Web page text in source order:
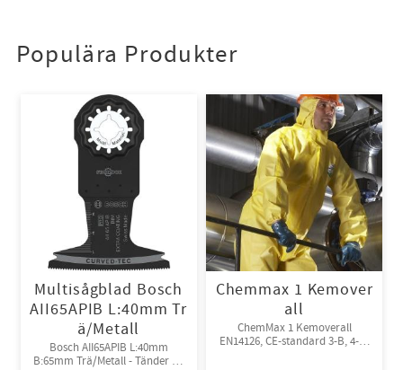
Populära Produkter
Multisågblad Bosch
AII65APIB L:40mm Tr
ä/Metall
Bosch AII65APIB L:40mm
B:65mm Trä/Metall - Tänder av
Chemmax 1 Kemover
all
ChemMax 1 Kemoverall
EN14126, CE-standard 3-B, 4-B,